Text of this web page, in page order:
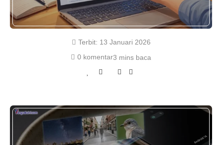
Terbit: 13 Januari 2026
0 komentar3 mins baca